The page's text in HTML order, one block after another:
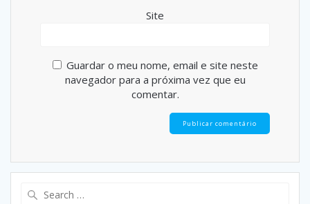
Site
Guardar o meu nome, email e site neste
navegador para a próxima vez que eu
comentar.